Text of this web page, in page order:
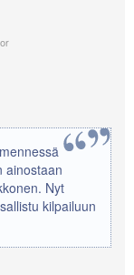
ainostaan
Nyt
kilpailuun